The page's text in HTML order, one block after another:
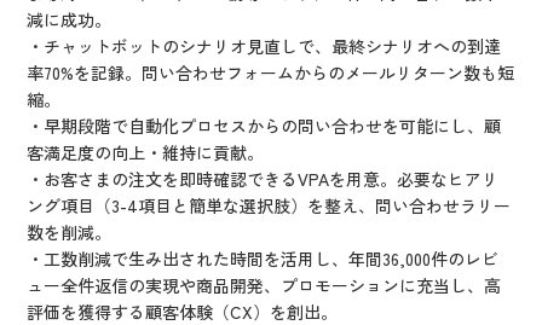
減に成功。
・チャットボットのシナリオ見直しで、最終シナリオへの到達
率70%を記録。問い合わせフォームからのメールリターン数も短
縮。
・早期段階で自動化プロセスからの問い合わせを可能にし、顧
客満足度の向上・維持に貢献。
・お客さまの注文を即時確認できるVPAを用意。必要なヒアリ
ング項目（3-4項目と簡単な選択肢）を整え、問い合わせラリー
数を削減。
・工数削減で生み出された時間を活用し、年間36,000件のレビ
ュー全件返信の実現や商品開発、プロモーションに充当し、高
評価を獲得する顧客体験（CX）を創出。